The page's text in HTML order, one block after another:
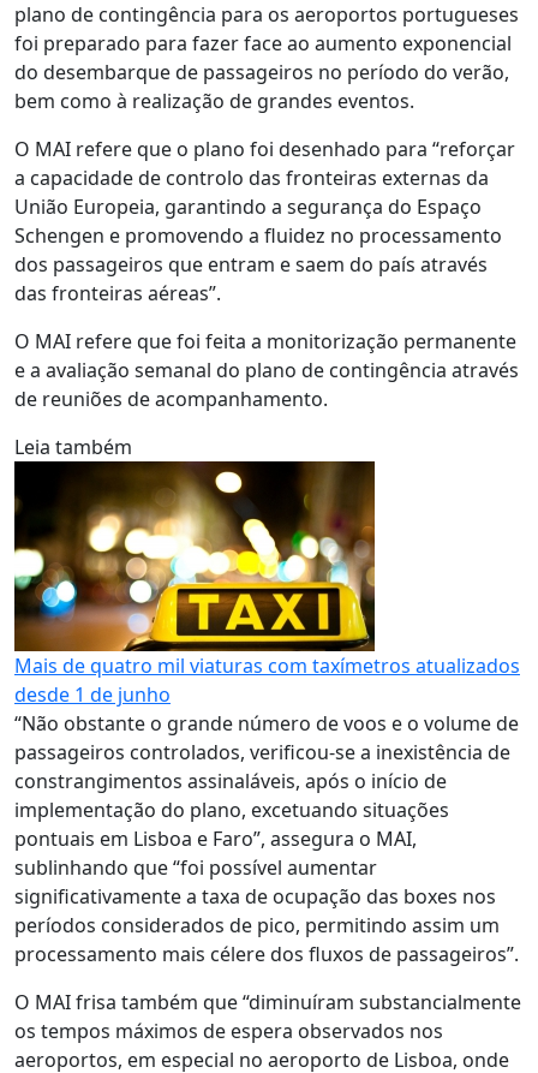
plano de contingência para os aeroportos portugueses
foi preparado para fazer face ao aumento exponencial
do desembarque de passageiros no período do verão,
bem como à realização de grandes eventos.
O MAI refere que o plano foi desenhado para “reforçar
a capacidade de controlo das fronteiras externas da
União Europeia, garantindo a segurança do Espaço
Schengen e promovendo a fluidez no processamento
dos passageiros que entram e saem do país através
das fronteiras aéreas”.
O MAI refere que foi feita a monitorização permanente
e a avaliação semanal do plano de contingência através
de reuniões de acompanhamento.
Leia também
Mais de quatro mil viaturas com taxímetros atualizados
desde 1 de junho
“Não obstante o grande número de voos e o volume de
passageiros controlados, verificou-se a inexistência de
constrangimentos assinaláveis, após o início de
implementação do plano, excetuando situações
pontuais em Lisboa e Faro”, assegura o MAI,
sublinhando que “foi possível aumentar
significativamente a taxa de ocupação das boxes nos
períodos considerados de pico, permitindo assim um
processamento mais célere dos fluxos de passageiros”.
O MAI frisa também que “diminuíram substancialmente
os tempos máximos de espera observados nos
aeroportos, em especial no aeroporto de Lisboa, onde